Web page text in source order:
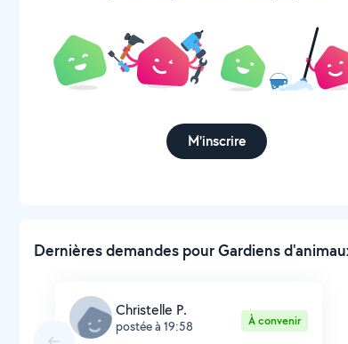
M'inscrire
Dernières demandes pour Gardiens
Christelle P.
postée à 19:58 À convenir